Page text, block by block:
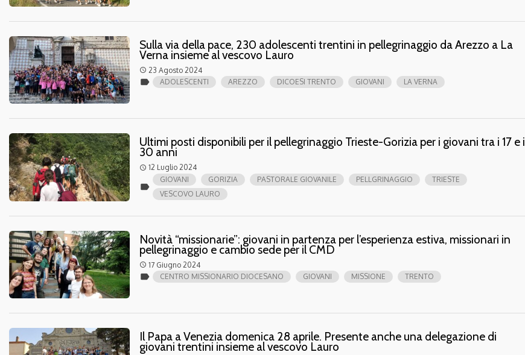
Sulla via della pace, 230 adolescenti trentini in pellegrinaggio da Arezzo a La
Verna insieme al vescovo Lauro
access_time 23 Agosto 2024
label ADOLESCENTI AREZZO DICOESI TRENTO GIOVANI LA VERNA
Ultimi posti disponibili per il pellegrinaggio Trieste-Gorizia per i giovani tra i 17 e i
30 anni
access_time 12 Luglio 2024
label
GIOVANI GORIZIA PASTORALE GIOVANILE PELLGRINAGGIO
TRIESTE
VESCOVO LAURO
Novità “missionarie”: giovani in partenza per l’esperienza estiva, missionari in
pellegrinaggio e cambio sede per il CMD
access_time 17 Giugno 2024
label CENTRO MISSIONARIO DIOCESANO GIOVANI MISSIONE TRENTO
Il Papa a Venezia domenica 28 aprile. Presente anche una delegazione di
giovani trentini insieme al vescovo Lauro